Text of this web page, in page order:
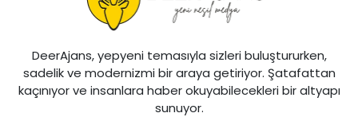
DeerAjans, yepyeni temasıyla sizleri buluştururken,
sadelik ve modernizmi bir araya getiriyor. Şatafattan
kaçınıyor ve insanlara haber okuyabilecekleri bir altyapı
sunuyor.